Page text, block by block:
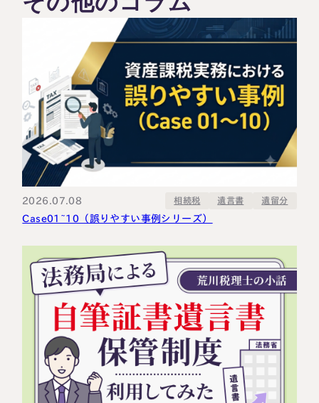
2026.07.08 相続税 遺言書 遺留分
Case01~10（誤りやすい事例シリーズ）